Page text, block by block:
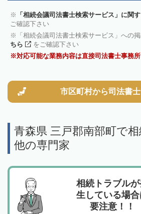
「相続会議司法書士検索サービス」に関
ご確認下さい
「相続会議司法書士検索サービス」への
ちら
をご確認下さい
対応可能な業務内容は直接司法書士事務
市区町村から司法書
青森県 三戸郡南部町で
他の専門家
相続トラブル
生している場
要注意！！